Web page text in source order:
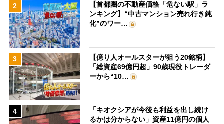
2
【首都圏の不動産価格「危ない駅」ラ
ンキング】“中古マンション売れ行き鈍
化”のワー…
3
【億り人オールスターが狙う20銘柄】
「総資産69億円超」90歳現役トレーダ
ーから“10…
4
「キオクシアが今後も利益を出し続け
るかは分からない」資産11億円の個人